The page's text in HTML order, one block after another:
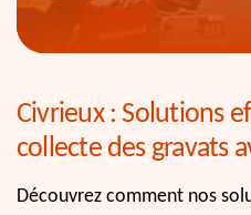
Civrieux : Solutions
collecte des gravats
Découvrez comment nos